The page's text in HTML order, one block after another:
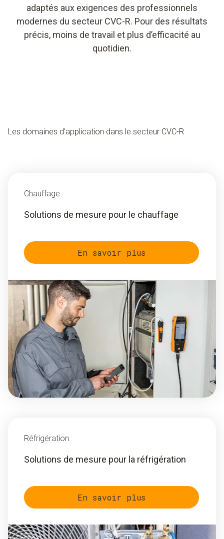
adaptés aux exigences des professionnels
modernes du secteur CVC-R. Pour des résultats
précis, moins de travail et plus d’efficacité au
quotidien.
Les domaines d’application dans le secteur CVC-R
Chauffage
Solutions de mesure pour le chauffage
En savoir plus
Réfrigération
Solutions de mesure pour la réfrigération
En savoir plus